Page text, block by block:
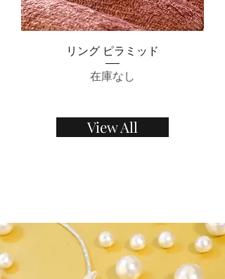
リング ピラミッド
在庫なし
View All